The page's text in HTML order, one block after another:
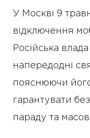
У Москві 9
відключення
Російська
напередодні
пояснюючи
гарантувати
параду та